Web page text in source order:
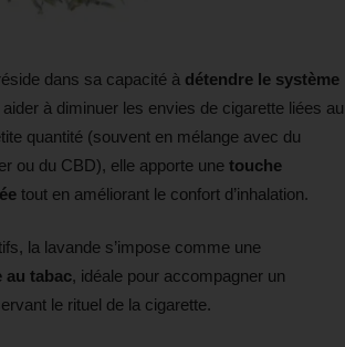
dans sa capacité à détendre le système
à diminuer les envies de cigarette liées au
quantité (souvent en mélange avec du
ou du CBD), elle apporte une touche
tout en améliorant le confort d’inhalation.
la lavande s’impose comme une
au tabac, idéale pour accompagner un
le rituel de la cigarette.